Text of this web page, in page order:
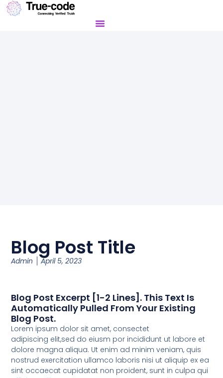
Blog Post Title
Admin April 5, 2023
Blog Post Excerpt [1-2 Lines]. This Text Is
Automatically Pulled From Your Existing
Blog Post.
Lorem ipsum dolor sit amet, consectet
adipiscing elit,sed do eiusm por incididunt ut labore et
dolore magna aliqua. Ut enim ad minim veniam, quis
nostrud exercitation ullamco laboris nisi ut aliquip ex ea
sint occaecat cupidatat non proident, sunt in culpa qui